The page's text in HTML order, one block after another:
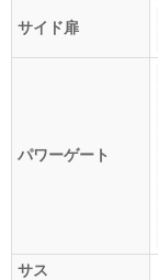
サイド扉
パワーゲート
サス